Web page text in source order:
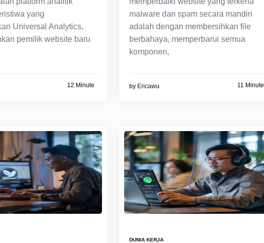
yang
Universal Analytics,
pemilik website baru
12 Minute
malware dan spam secara mandiri
adalah dengan membersihkan file
berbahaya, memperbarui semua
komponen,
by Ericawu 11 Minute
DUNIA KERJA